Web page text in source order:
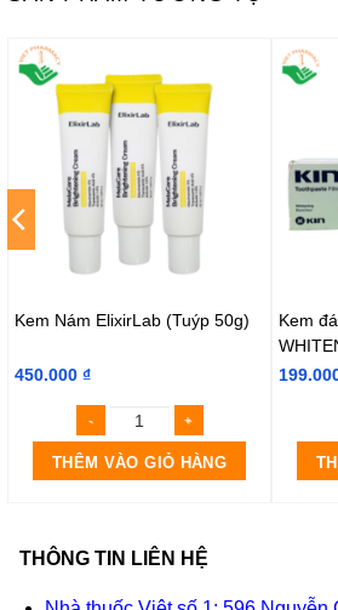
Kem Nám ElixirLab (Tuýp 50g)
450.000 ₫
THÊM VÀO GIỎ HÀNG
Kem
THÔNG TIN LIÊN HỆ